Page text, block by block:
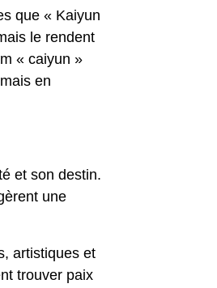
que « Kaiyun
le rendent
« caiyun »
en
et son destin.
une
artistiques et
trouver paix